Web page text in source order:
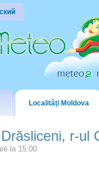
Localități Moldova
Drăsliceni, r-ul
la 15:00